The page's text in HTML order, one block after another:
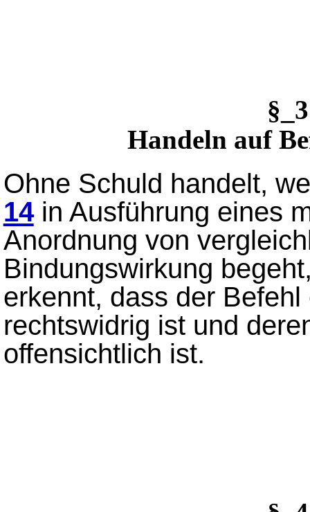
Handeln auf
Ohne Schuld handelt,
14in Ausführung eines
Anordnung von
Bindungswirkung
erkennt, dass der
rechtswidrig ist und
offensichtlich ist.